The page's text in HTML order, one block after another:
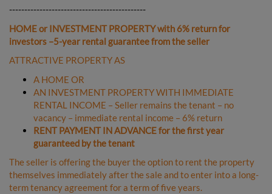
---------------------------------------------
HOME or INVESTMENT PROPERTY with 6% return for
investors –5-year rental guarantee from the seller
ATTRACTIVE PROPERTY AS
A HOME OR
AN INVESTMENT PROPERTY WITH IMMEDIATE
RENTAL INCOME – Seller remains the tenant – no
vacancy – immediate rental income – 6% return
RENT PAYMENT IN ADVANCE for the first year
guaranteed by the tenant
The seller is offering the buyer the option to rent the property
themselves immediately after the sale and to enter into a long-
term tenancy agreement for a term of five years.